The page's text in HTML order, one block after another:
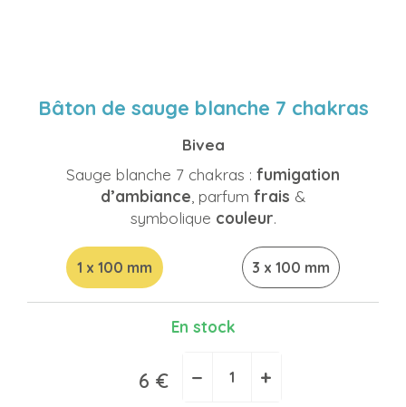
Bâton de sauge blanche 7 chakras
Bivea
Sauge blanche 7 chakras : fumigation
d’ambiance , parfum frais &
symbolique couleur.
1 x 100 mm 3 x 100 mm
En stock
6 € − +